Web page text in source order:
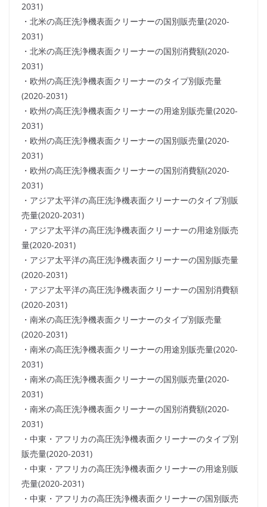
2031)
・北米の高圧洗浄機表面クリーナーの国別販売量(2020-
2031)
・北米の高圧洗浄機表面クリーナーの国別消費額(2020-
2031)
・欧州の高圧洗浄機表面クリーナーのタイプ別販売量
(2020-2031)
・欧州の高圧洗浄機表面クリーナーの用途別販売量(2020-
2031)
・欧州の高圧洗浄機表面クリーナーの国別販売量(2020-
2031)
・欧州の高圧洗浄機表面クリーナーの国別消費額(2020-
2031)
・アジア太平洋の高圧洗浄機表面クリーナーのタイプ別販
売量(2020-2031)
・アジア太平洋の高圧洗浄機表面クリーナーの用途別販売
量(2020-2031)
・アジア太平洋の高圧洗浄機表面クリーナーの国別販売量
(2020-2031)
・アジア太平洋の高圧洗浄機表面クリーナーの国別消費額
(2020-2031)
・南米の高圧洗浄機表面クリーナーのタイプ別販売量
(2020-2031)
・南米の高圧洗浄機表面クリーナーの用途別販売量(2020-
2031)
・南米の高圧洗浄機表面クリーナーの国別販売量(2020-
2031)
・南米の高圧洗浄機表面クリーナーの国別消費額(2020-
2031)
・中東・アフリカの高圧洗浄機表面クリーナーのタイプ別
販売量(2020-2031)
・中東・アフリカの高圧洗浄機表面クリーナーの用途別販
売量(2020-2031)
・中東・アフリカの高圧洗浄機表面クリーナーの国別販売